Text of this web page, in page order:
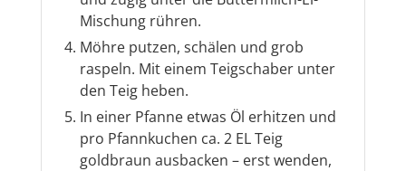
Mischung rühren.
Möhre putzen, schälen und grob
raspeln. Mit einem Teigschaber unter
den Teig heben.
In einer Pfanne etwas Öl erhitzen und
pro Pfannkuchen ca. 2 EL Teig
goldbraun ausbacken – erst wenden,